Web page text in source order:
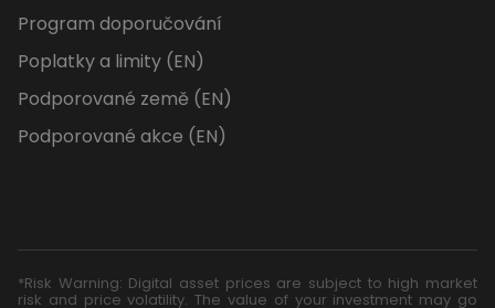
Program doporučování
Poplatky a limity (EN)
Podporované země (EN)
Podporované akce (EN)
*Risk Warning: Digital asset prices are subject to high market
risk and price volatility. The value of your investment may go